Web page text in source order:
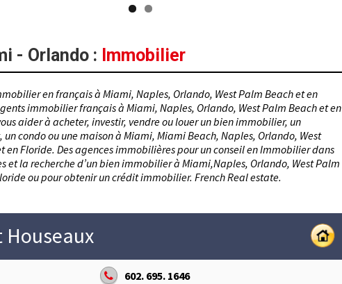
- Orlando : Immobilier
en français à Miami, Naples, Orlando, West Palm Beach et en
immobilier français à Miami, Naples, Orlando, West Palm Beach et en
aider à acheter, investir, vendre ou louer un bien immobilier, un
condo ou une maison à Miami, Miami Beach, Naples, Orlando, West
en Floride. Des agences immobilières pour un conseil en Immobilier dans
et la recherche d’un bien immobilier à Miami,Naples, Orlando, West Palm
ou pour obtenir un crédit immobilier. French Real estate.
Houseaux
602. 695. 1646